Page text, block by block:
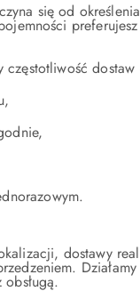
się od
częstotliwość
dostawy